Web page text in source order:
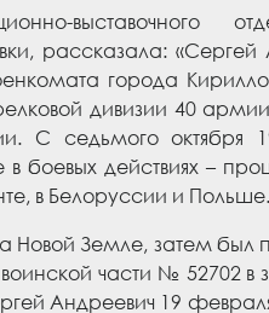
выставочного
рассказала:
города
дивизии 40
. С седьмогооктября
в боевых действиях –
, в Белоруссии и Польше.
Земле, затем был
части № 52702 в
Андреевич 19